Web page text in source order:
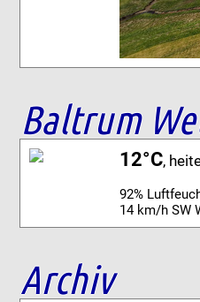
Baltrum
12°C,
92%
14 km/h SW
Archiv